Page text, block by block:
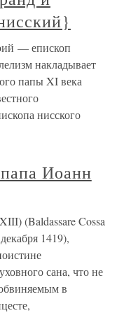
— епископ
накладывает
папы XI века
нисского
Иоанн
(Baldassare Cossa
1419),
сана, что не
в